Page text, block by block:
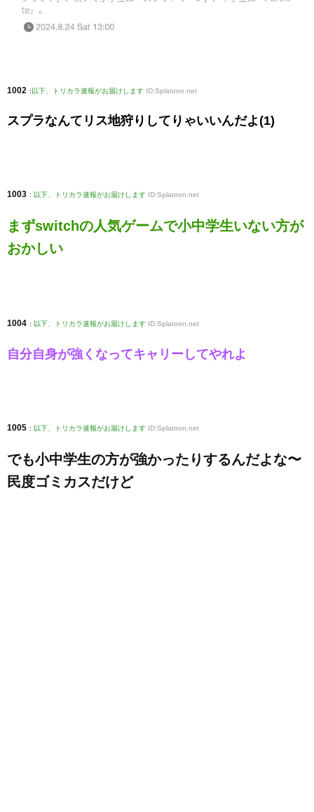
1002 : 以下、トリカラ速報がお届けします ID:Splatoon.net
スプラなんてリス地狩りしてりゃいいんだよ(1)
1003 : 以下、トリカラ速報がお届けします ID:Splatoon.net
まずswitchの人気ゲームで小中学生いない方が
おかしい
1004 : 以下、トリカラ速報がお届けします ID:Splatoon.net
自分自身が強くなってキャリーしてやれよ
1005 : 以下、トリカラ速報がお届けします ID:Splatoon.net
でも小中学生の方が強かったりするんだよな〜
民度ゴミカスだけど